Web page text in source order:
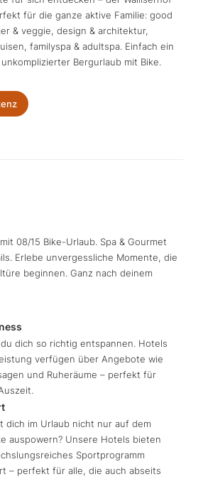
für die ganze aktive Familie: good
& veggie, design & architektur,
familyspa & adultspa. Einfach ein
Bergurlaub mit Bike.
08/15 Bike-Urlaub. Spa & Gourmet
Erlebe unvergessliche Momente, die
beginnen. Ganz nach deinem
dich so richtig entspannen. Hotels
verfügen über Angebote wie
und Ruheräume – perfekt für
dich im Urlaub nicht nur auf dem
auspowern? Unsere Hotels bieten
Sportprogramm
– perfekt für alle, die auch abseits